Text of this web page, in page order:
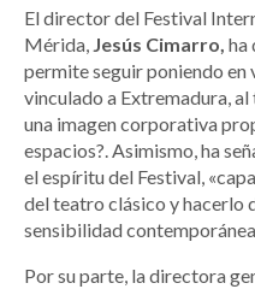
El director del Festival
Mérida, Jesús Cimarro, ha
permite seguir poniendo
vinculado a Extremadura,
una imagen corporativa
espacios?. Asimismo, ha
el espíritu del Festival,
del teatro clásico y hacerlo
sensibilidad
Por su parte, la directora